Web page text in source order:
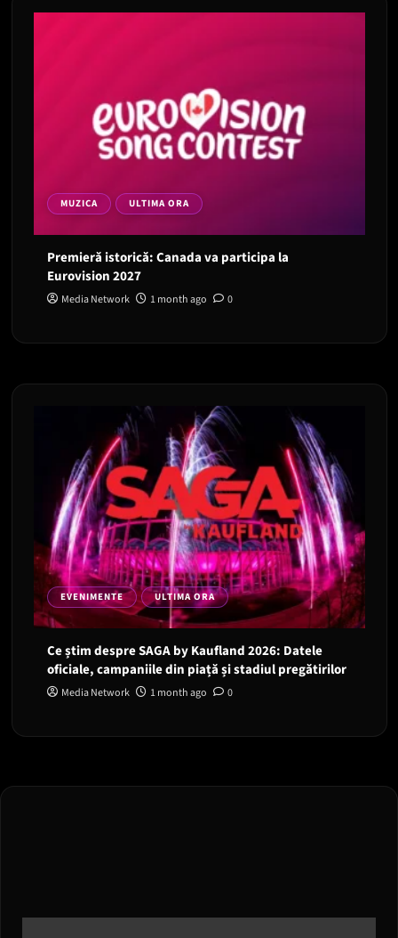
MUZICA ULTIMA ORA
Premieră istorică: Canada va participa la
Eurovision 2027
Media Network 1 month ago 0
EVENIMENTE ULTIMA ORA
Ce știm despre SAGA by Kaufland 2026: Datele
oficiale, campaniile din piață și stadiul pregătirilor
Media Network 1 month ago 0